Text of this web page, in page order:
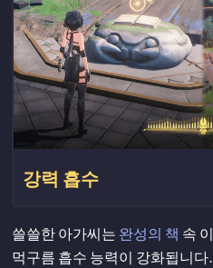
강력 흡수
쓸쓸한 아가씨는 완성의 책 속
먹구름 흡수 능력이 강화됩니다.